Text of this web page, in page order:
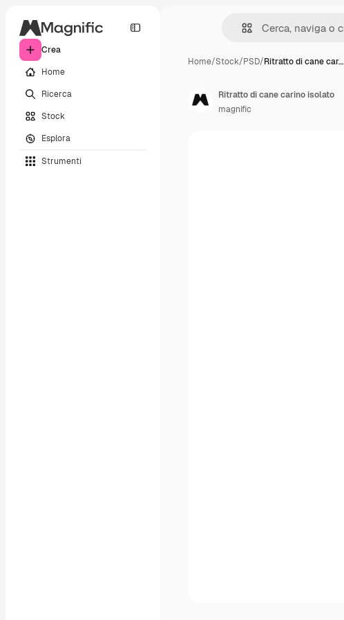
Crea
Home
Ricerca
Stock
Esplora
Strumenti
Home/Stock/PSD/Ritratto di cane car…
Ritratto di cane carino isolato
magnific